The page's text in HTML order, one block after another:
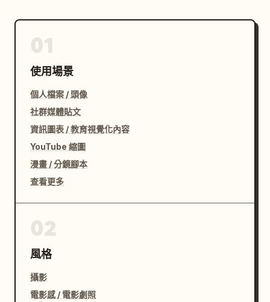
使用場景
個人檔案 / 頭像
社群媒體貼文
資訊圖表 / 教育視覺化內容
YouTube 縮圖
漫畫 / 分鏡腳本
查看更多
風格
攝影
電影感 / 電影劇照